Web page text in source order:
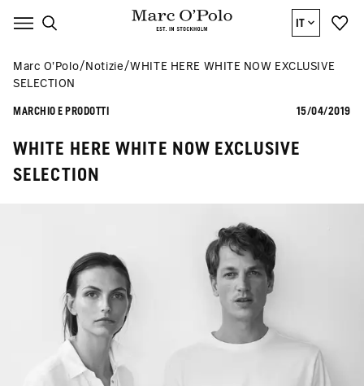
IT
Marc O’Polo Notizie WHITE HERE WHITE NOW EXCLUSIVE
SELECTION
MARCHIO E PRODOTTI 15/04/2019
WHITE HERE WHITE NOW EXCLUSIVE
SELECTION